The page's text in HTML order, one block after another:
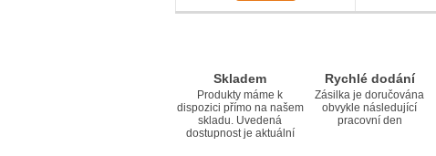
Skladem
Produkty máme k
dispozici přímo na našem
skladu. Uvedená
dostupnost je aktuální
Rychlé dodání
Zásilka je doručována
obvykle následující
pracovní den